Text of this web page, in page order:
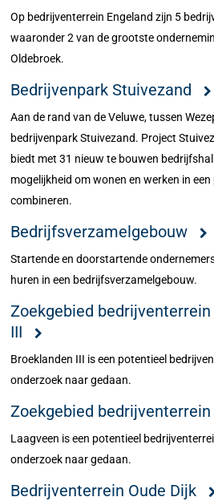
Op bedrijventerrein Engeland zijn 5
waaronder 2 van de grootste
Oldebroek.
Bedrijvenpark Stuivezand
Aan de rand van de Veluwe, tussen
bedrijvenpark Stuivezand. Project
biedt met 31 nieuw te bouwen
mogelijkheid om wonen en werken in
combineren.
Bedrijfsverzamelgebouw
Startende en doorstartende
huren in een bedrijfsverzamelgebouw.
Zoekgebied
III
Broeklanden III is een potentieel
onderzoek naar gedaan.
Zoekgebied bedrijventerrein
Laagveen is een potentieel
onderzoek naar gedaan.
Bedrijventerrein Oude Dijk